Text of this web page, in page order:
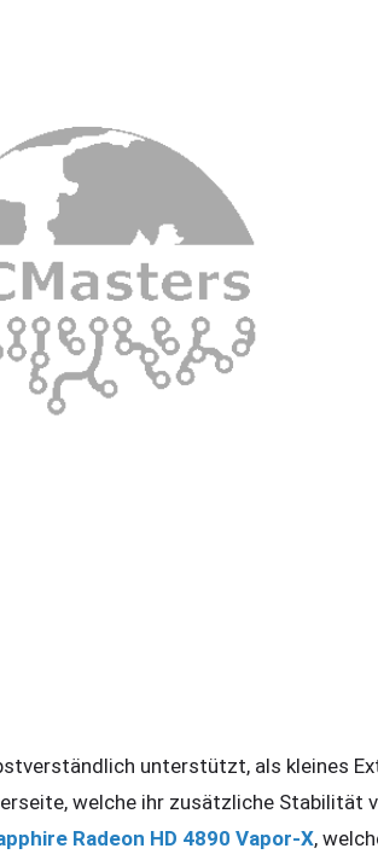
unterstützt, als kleines
welche ihr zusätzliche Stabilität
Radeon HD 4890 Vapor-X,